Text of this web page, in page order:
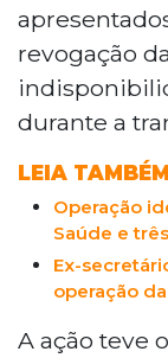
revogação
durante a
LEIA TAMBÉM
Operação
Saúde e
Ex-
operação
A ação teve